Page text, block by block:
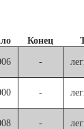
Конец
-
-
-